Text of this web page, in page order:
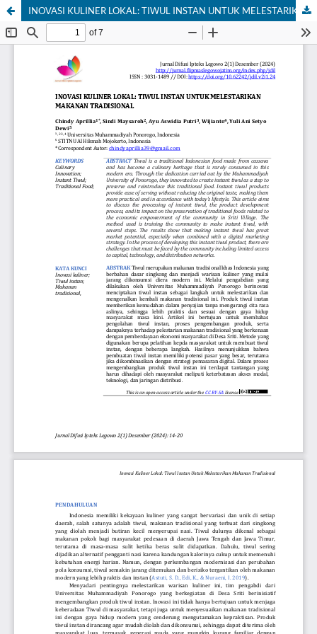
INOVASI KULINER LOKAL: TIWUL INSTAN UNTUK MELESTARIKAN MAKANAN TRADISIONAL